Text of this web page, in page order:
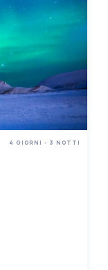
4 GIORNI - 3 NOTTI